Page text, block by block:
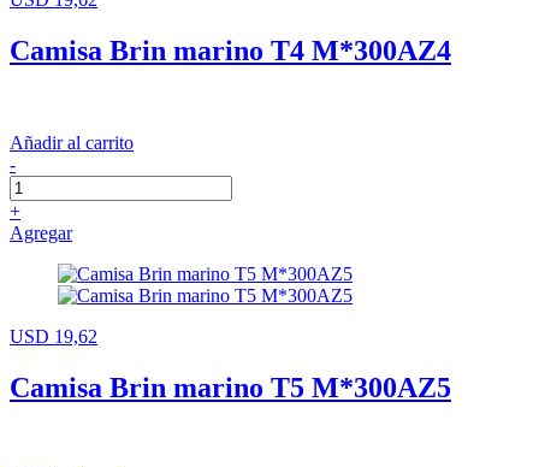
Camisa Brin marino T4 M*300AZ4
Añadir al carrito
-
+
Agregar
USD 19,62
Camisa Brin marino T5 M*300AZ5